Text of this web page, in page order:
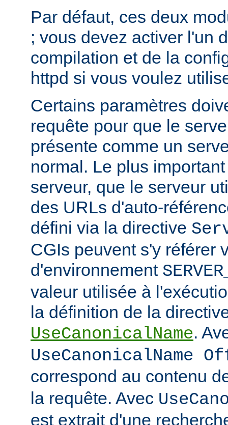
Par défaut, ces deux
; vous devez activer l'un
compilation et de la
httpd si vous voulez
Certains paramètres
requête pour que le
présente comme un
normal. Le plus
serveur, que le serveur
des URLs d'auto-
défini via la directive
CGIs peuvent s'y référer
d'environnement
valeur utilisée à
la définition de la
UseCanonicalName.
UseCanonicalName
correspond au contenu
la requête. Avec
est extrait d'une